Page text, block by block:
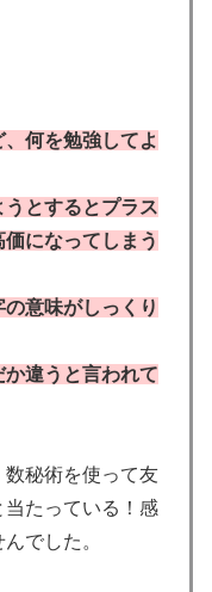
何を勉強してよ
うとするとプラス
になってしまう
意味がしっくり
か違うと言われて
秘術を使って友
当たっている！感
でした。